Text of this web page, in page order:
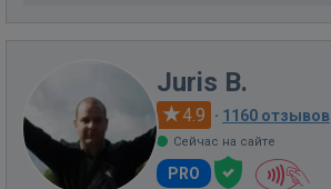
Juris B.
4.9 · 1160 отзывов
Сейчас на сайте
PRO